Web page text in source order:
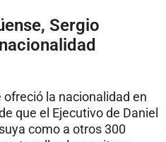
Sergio
ofreció la nacionalidad en
que el Ejecutivo de Daniel
como a otros 300